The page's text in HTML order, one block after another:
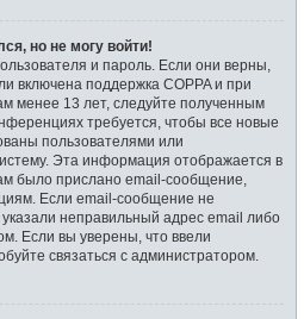
но не могу войти!
и пароль. Если они верны,
включена поддержка COPPA и при
менее 13 лет, следуйте полученным
требуется, чтобы все новые
пользователями или
Эта информация отображается в
было прислано email-сообщение,
Если email-сообщение не
неправильный адрес email либо
Если вы уверены, что ввели
связаться с администратором.